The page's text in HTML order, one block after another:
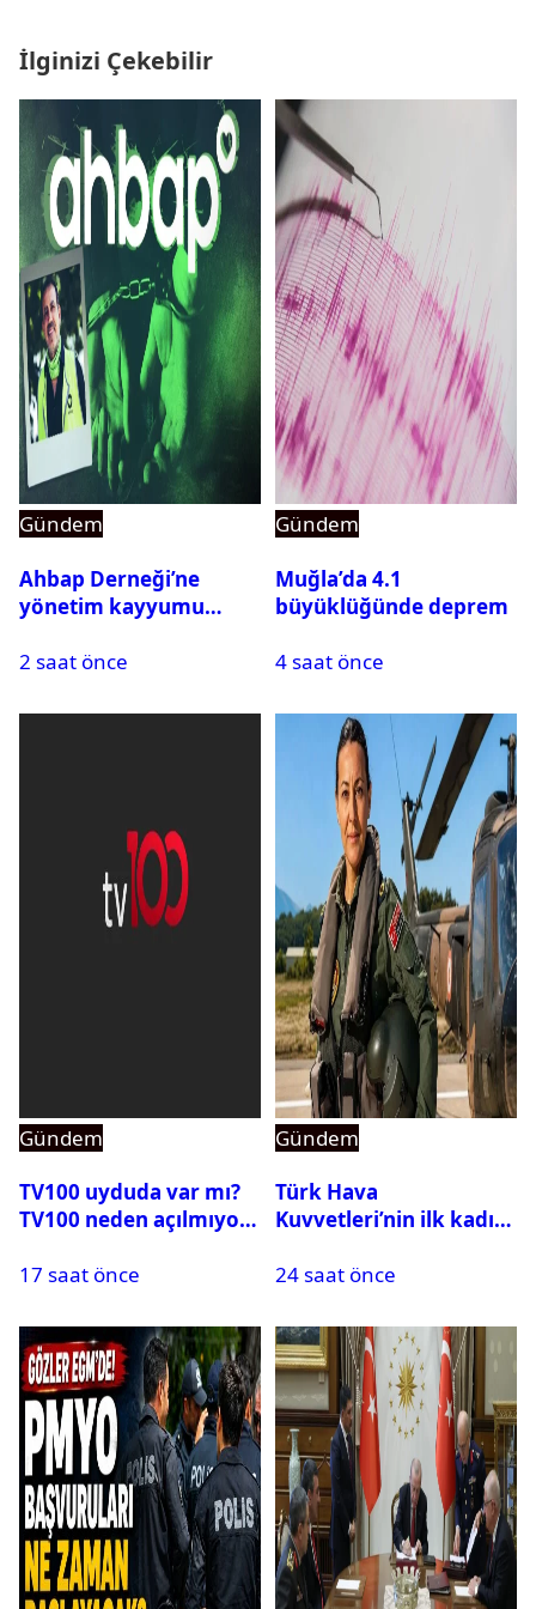
İlginizi Çekebilir
Gündem
Ahbap Derneği’ne
yönetim kayyumu
açıldı
2 saat önce
Gündem
Muğla’da 4.1
büyüklüğünde deprem
4 saat önce
Gündem
TV100 uyduda var mı?
TV100 neden açılmıyor?
17 saat önce
Gündem
Türk Hava
Kuvvetleri’nin ilk kadın
Karapınar hakkında
ortaya çıktı
24 saat önce